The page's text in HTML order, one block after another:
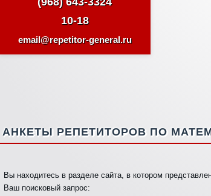
10-18
email@repetitor-general.ru
АНКЕТЫ РЕПЕТИТОРОВ ПО
Вы находитесь в разделе сайта, в котором
Ваш поисковый запрос: